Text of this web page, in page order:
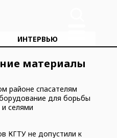
ИНТЕРВЬЮ
материалы
районе спасателям
для борьбы
селями
КГТУ не допустили к